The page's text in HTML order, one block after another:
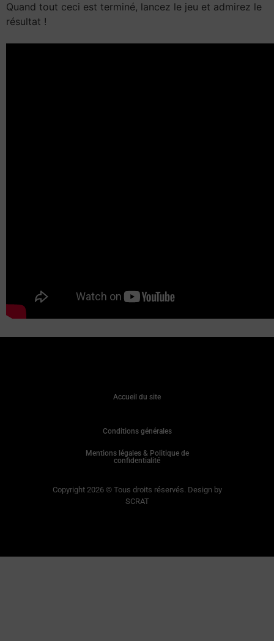
Quand tout ceci est terminé, lancez le jeu et admirez le
résultat !
Mentions légales & Politique de
confidentialité
Copyright 2026 © Tous droits réservés. Design by
SCRAT
Accueil du site
Conditions générales